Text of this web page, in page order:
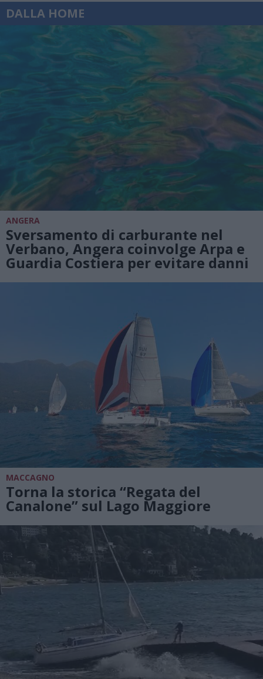
DALLA HOME
ANGERA
Sversamento di carburante nel
Verbano, Angera coinvolge Arpa e
Guardia Costiera per evitare danni
MACCAGNO
Torna la storica “Regata del
Canalone” sul Lago Maggiore